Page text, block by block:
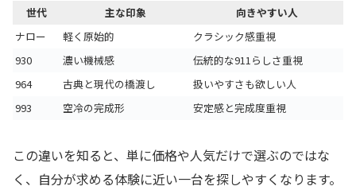
世代 主な印象
向きやすい人
ナロー
軽く原始的
クラシック感重視
930
濃い機械感
伝統的な911らしさ重視
964
古典と現代の橋渡し
扱いやすさも欲しい人
993
空冷の完成形 安定感と完成度重視
この違いを知ると、単に価格や人気だけで選ぶのではな
く、自分が求める体験に近い一台を探しやすくなります。